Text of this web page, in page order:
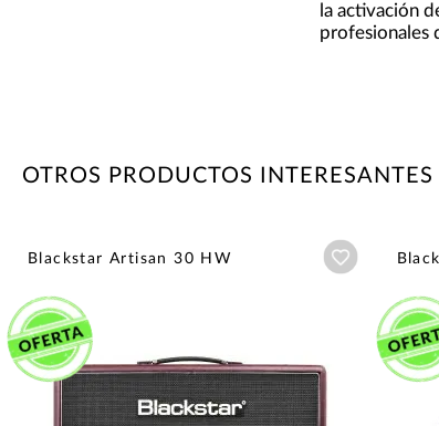
la activación
profesionales
OTROS PRODUCTOS
Blackstar Artisan 30 HW Añadir a